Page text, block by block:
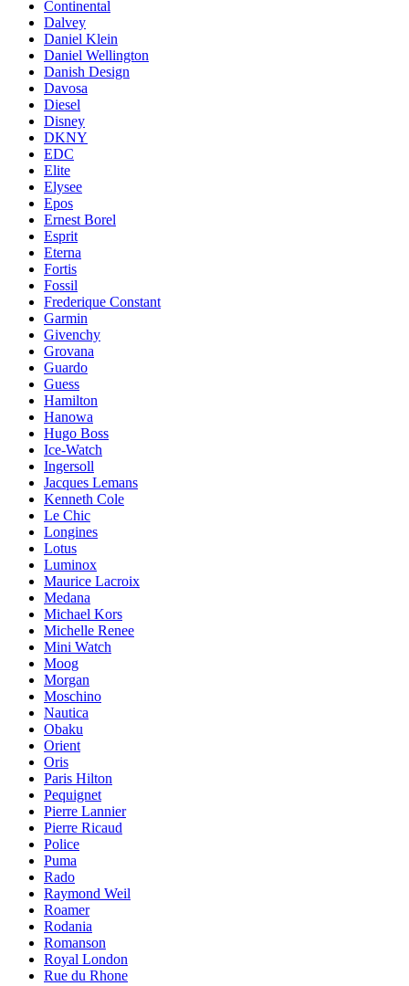
Continental
Dalvey
Daniel Klein
Daniel Wellington
Danish Design
Davosa
Diesel
Disney
DKNY
EDC
Elite
Elysee
Epos
Ernest Borel
Esprit
Eterna
Fortis
Fossil
Frederique Constant
Garmin
Givenchy
Grovana
Guardo
Guess
Hamilton
Hanowa
Hugo Boss
Ice-Watch
Ingersoll
Jacques Lemans
Kenneth Cole
Le Chic
Longines
Lotus
Luminox
Maurice Lacroix
Medana
Michael Kors
Michelle Renee
Mini Watch
Moog
Morgan
Moschino
Nautica
Obaku
Orient
Oris
Paris Hilton
Pequignet
Pierre Lannier
Pierre Ricaud
Police
Puma
Rado
Raymond Weil
Roamer
Rodania
Romanson
Royal London
Rue du Rhone